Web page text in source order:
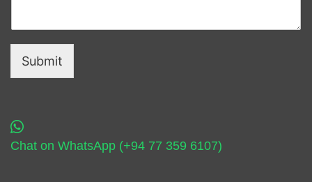
Submit
Chat on WhatsApp (+94 77 359 6107)